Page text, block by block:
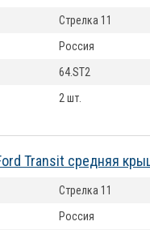
Стрелка 11
Россия
64.ST2
2 шт.
Transit средняя
Стрелка 11
Россия